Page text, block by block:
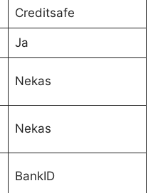
Creditsafe
Ja
Nekas
Nekas
BankID